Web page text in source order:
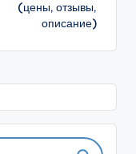
(цены, отзывы,
описание)